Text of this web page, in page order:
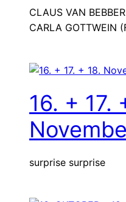
CLAUS VAN
CARLA GOTTWEIN
16. + 17.
surprise surprise